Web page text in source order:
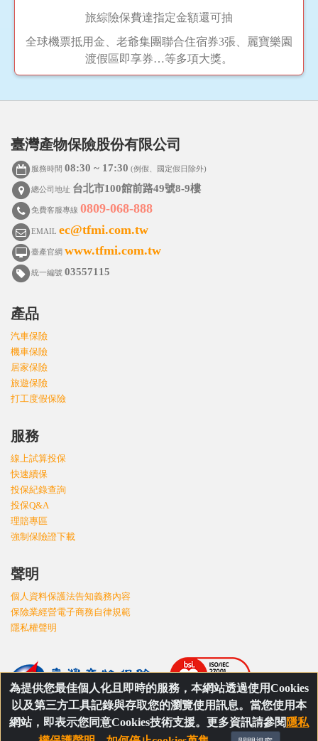
為提供您最佳個人化且即時的服務，本網站透過使用Cookies
以及第三方工具記錄與存取您的瀏覽使用訊息。當您使用本
網站，即表示您同意Cookies技術支援。更多資訊請參閱 隱私
旅綜險保費達指定金額還可抽
全球機票抵用金、老爺集團聯合住宿券3張、麗寶樂園
渡假區即享券…等多項大獎。
臺灣產物保險股份有限公司
服務時間08:30 ~ 17:30 (例假、國定假日除外)
總公司地址 台北市100館前路49號8-9樓
免費客服專線0809-068-888
EMAILec@tfmi.com.tw
臺產官網www.tfmi.com.tw
統一編號03557115
產品
汽車保險
機車保險
居家保險
旅遊保險
打工度假保險
服務
線上試算投保
快速續保
投保紀錄查詢
投保Q&A
理賠專區
強制保險證下載
聲明
個人資料保護法告知義務內容
保險業經營電子商務自律規範
隱私權聲明